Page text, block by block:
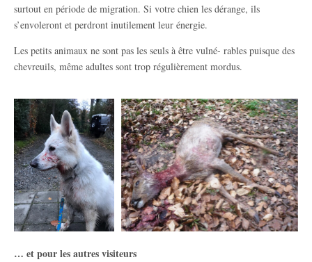
surtout en période de migration. Si votre chien les dérange, ils
s’envoleront et perdront inutilement leur énergie.
Les petits animaux ne sont pas les seuls à être vulné- rables puisque des
chevreuils, même adultes sont trop régulièrement mordus.
… et pour les autres visiteurs